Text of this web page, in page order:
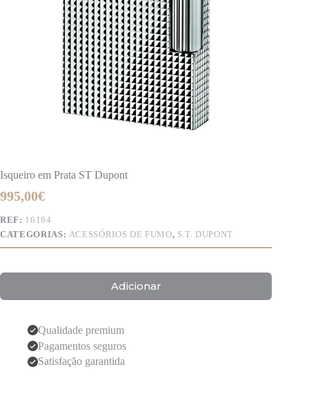
Isqueiro em Prata ST Dupont
995,00€
REF: 16184
CATEGORIAS: ACESSÓRIOS DE FUMO, S.T. DUPONT
Adicionar
Qualidade premium
Pagamentos seguros
Satisfação garantida